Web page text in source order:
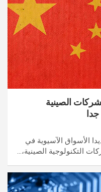
الصينية
الأسواق الآسيوية في
التكنولوجية الصينية،…